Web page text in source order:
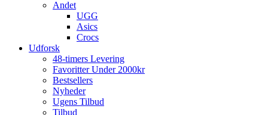
Andet
UGG
Asics
Crocs
Udforsk
48-timers Levering
Favoritter Under 2000kr
Bestsellers
Nyheder
Ugens Tilbud
Tilbud